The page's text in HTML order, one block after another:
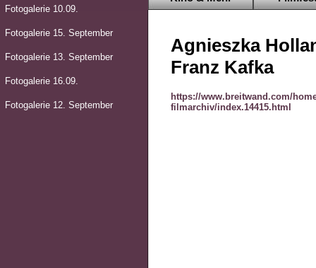
Fotogalerie 10.09.
Fotogalerie 15. September
Fotogalerie 13. September
Fotogalerie 16.09.
Fotogalerie 12. September
Agnieszka
Franz Kafka
https://www.breitwand.com/
filmarchiv/index.14415.html